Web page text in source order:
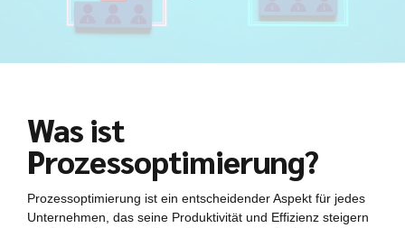
Was ist
Prozessoptimierung?
Prozessoptimierung ist ein entscheidender Aspekt für jedes
Unternehmen, das seine Produktivität und Effizienz steigern